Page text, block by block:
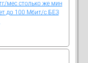
мес столько же мин
до 100 Мбит/с БЕЗ